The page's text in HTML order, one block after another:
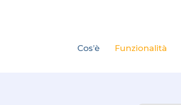
Cos’è Funzionalità